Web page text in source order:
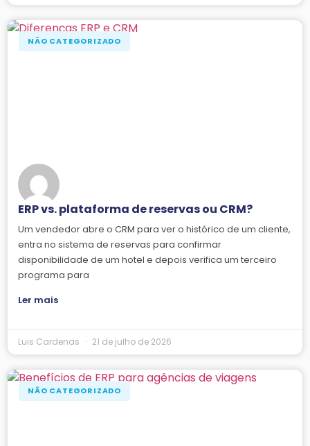
NÃO CATEGORIZADO
ERP vs. plataforma de reservas ou CRM?
Um vendedor abre o CRM para ver o histórico de um cliente,
entra no sistema de reservas para confirmar
disponibilidade de um hotel e depois verifica um terceiro
programa para
Ler mais
Luis Cardenas 21 de julho de 2026
NÃO CATEGORIZADO